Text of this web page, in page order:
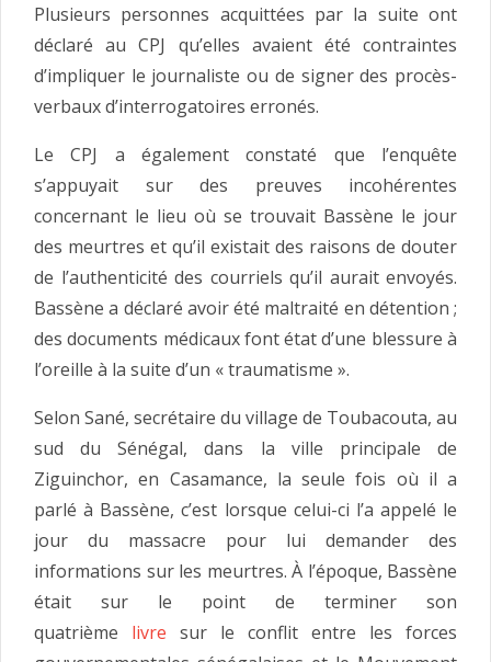
Plusieurs personnes acquittées par la suite ont
déclaré au CPJ qu’elles avaient été contraintes
d’impliquer le journaliste ou de signer des procès-
verbaux d’interrogatoires erronés.
Le CPJ a également constaté que l’enquête
s’appuyait sur des preuves incohérentes
concernant le lieu où se trouvait Bassène le jour
des meurtres et qu’il existait des raisons de douter
de l’authenticité des courriels qu’il aurait envoyés.
Bassène a déclaré avoir été maltraité en détention ;
des documents médicaux font état d’une blessure à
l’oreille à la suite d’un « traumatisme ».
Selon Sané, secrétaire du village de Toubacouta, au
sud du Sénégal, dans la ville principale de
Ziguinchor, en Casamance, la seule fois où il a
parlé à Bassène, c’est lorsque celui-ci l’a appelé le
jour du massacre pour lui demander des
informations sur les meurtres. À l’époque, Bassène
était sur le point de terminer son
quatrième livre sur le conflit entre les forces